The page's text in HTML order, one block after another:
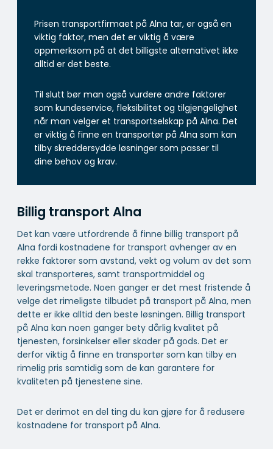
Prisen transportfirmaet på Alna tar, er også en
viktig faktor, men det er viktig å være
oppmerksom på at det billigste alternativet ikke
alltid er det beste.
Til slutt bør man også vurdere andre faktorer
som kundeservice, fleksibilitet og tilgjengelighet
når man velger et transportselskap på Alna. Det
er viktig å finne en transportør på Alna som kan
tilby skreddersydde løsninger som passer til
dine behov og krav.
Billig transport Alna
Det kan være utfordrende å finne billig transport på
Alna fordi kostnadene for transport avhenger av en
rekke faktorer som avstand, vekt og volum av det som
skal transporteres, samt transportmiddel og
leveringsmetode. Noen ganger er det mest fristende å
velge det rimeligste tilbudet på transport på Alna, men
dette er ikke alltid den beste løsningen. Billig transport
på Alna kan noen ganger bety dårlig kvalitet på
tjenesten, forsinkelser eller skader på gods. Det er
derfor viktig å finne en transportør som kan tilby en
rimelig pris samtidig som de kan garantere for
kvaliteten på tjenestene sine.
Det er derimot en del ting du kan gjøre for å redusere
kostnadene for transport på Alna.